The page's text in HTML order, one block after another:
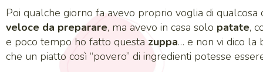
Poi qualche giorno fa avevo proprio voglia di qualcosa
veloce da preparare, ma avevo in casa solo patate,
e poco tempo ho fatto questa zuppa… e non vi dico la
che un piatto così “povero” di ingredienti potesse